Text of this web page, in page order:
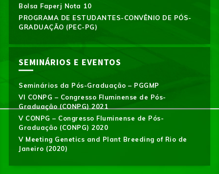
Bolsa Faperj Nota 10
PROGRAMA DE ESTUDANTES-CONVÊNIO DE PÓS-
GRADUAÇÃO (PEC-PG)
SEMINÁRIOS E EVENTOS
Seminários da Pós-Graduação – PGGMP
VI CONPG – Congresso Fluminense de Pós-
Graduação (CONPG) 2021
V CONPG – Congresso Fluminense de Pós-
Graduação (CONPG) 2020
V Meeting Genetics and Plant Breeding of Rio de
Janeiro (2020)